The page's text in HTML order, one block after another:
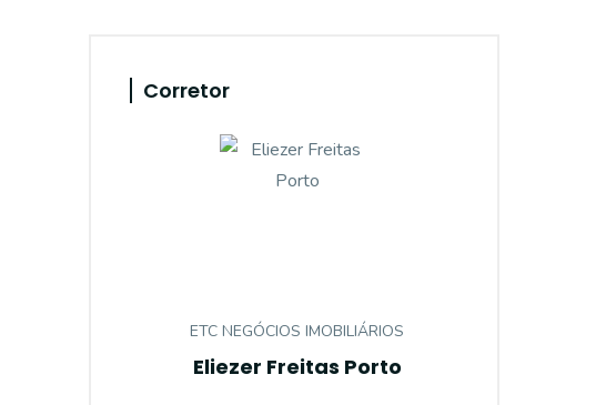
Corretor
ETC NEGÓCIOS IMOBILIÁRIOS
Eliezer Freitas Porto